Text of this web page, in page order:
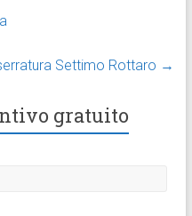
Settimo Rottaro →
gratuito